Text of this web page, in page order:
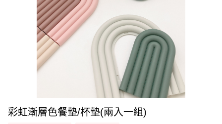
彩虹漸層色餐墊/杯墊(兩入一組)